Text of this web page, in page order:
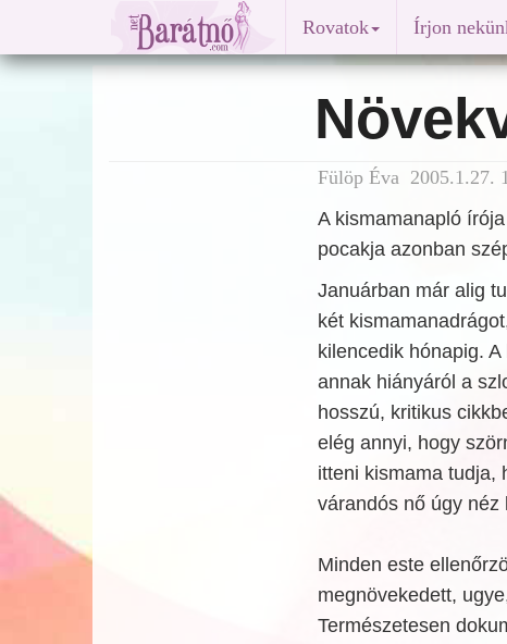
Rovatok Írjon
Fülöp Éva 2005.1.27.
A kismamanapló
pocakja azonban
Januárban már alig
két
kilencedik hónapig.
annak hiányáról a
hosszú, kritikus
elég annyi, hogy
itteni kismama tudja,
várandós nő úgy néz
Minden este
megnövekedett,
Természetesen